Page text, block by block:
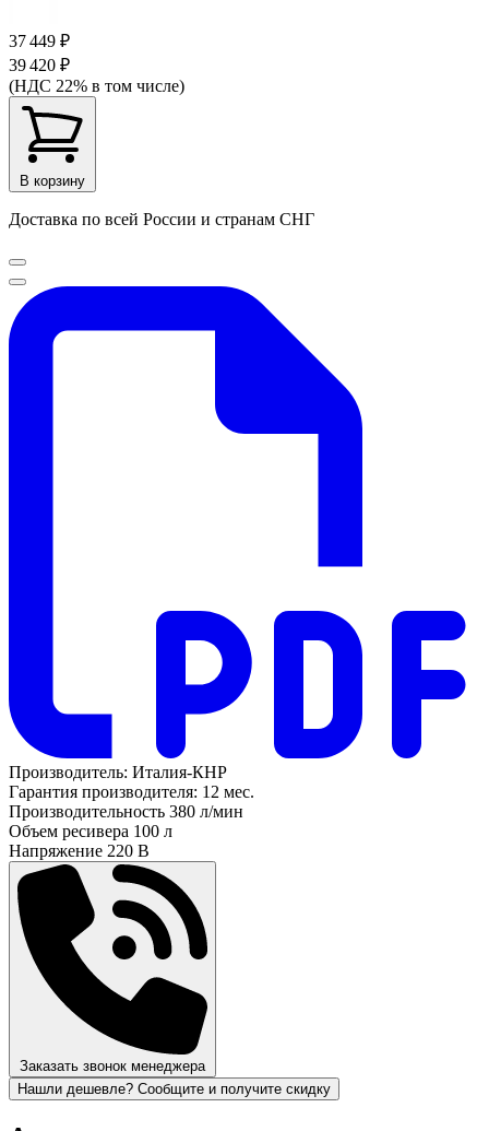
37 449 ₽
39 420 ₽
(НДС 22% в том числе)
В корзину
Доставка по всей России и странам СНГ
Производитель: Италия-КНР
Гарантия производителя: 12 мес.
Производительность 380 л/мин
Объем ресивера 100 л
Напряжение 220 В
Заказать звонок менеджера
Нашли дешевле? Сообщите и получите скидку